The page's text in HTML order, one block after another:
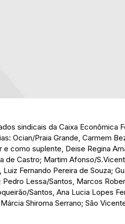
sindicais da Caixa Econômica
Ocian/Praia Grande, Carmem
como suplente, Deise Regina
de Castro; Martim Afonso/
Fernando Pereira de Souza;
Lessa/Santos, Marcos
Santos, Ana Lucia Lopes
Shiroma Serrano; São